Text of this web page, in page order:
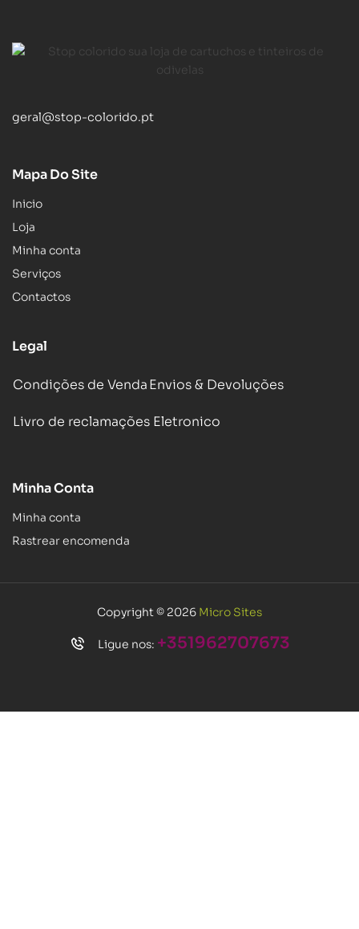
geral@stop-colorido.pt
Mapa Do Site
Inicio
Loja
Minha conta
Serviços
Contactos
Legal
Condições de VendaEnvios & Devoluções
Livro de reclamações Eletronico
Minha Conta
Minha conta
Rastrear encomenda
Copyright © 2026 Micro Sites
Ligue nos: +351962707673